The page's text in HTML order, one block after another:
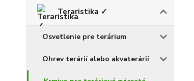
Teraristika ✓
Osvetlenie pre terárium
Ohrev terárií alebo akvaterárií